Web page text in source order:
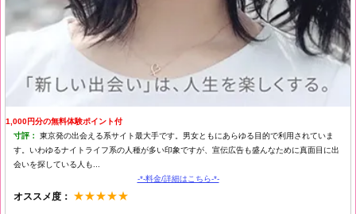
1,000円分の無料体験ポイント付
寸評：
東京発の出会える系サイト最大手です。男女ともにあらゆる目的で利用されていま
す。いわゆるナイトライフ系の人種が多い印象ですが、宣伝広告も盛んなために真面目に出
会いを探している人も...
-*-料金/詳細はこちら-*-
オススメ度： ★★★★★